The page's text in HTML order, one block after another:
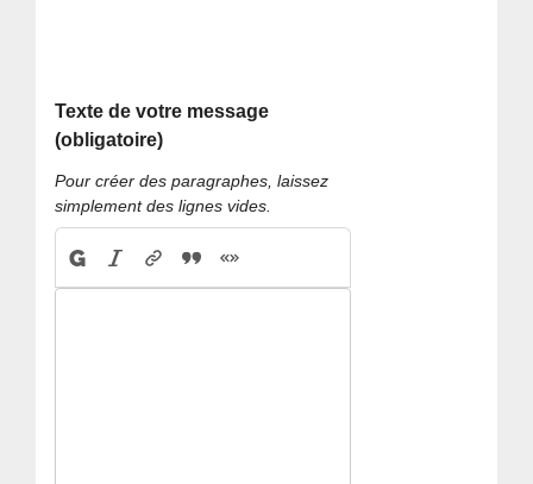
Texte de votre message
(obligatoire)
Pour créer des paragraphes, laissez
simplement des lignes vides.